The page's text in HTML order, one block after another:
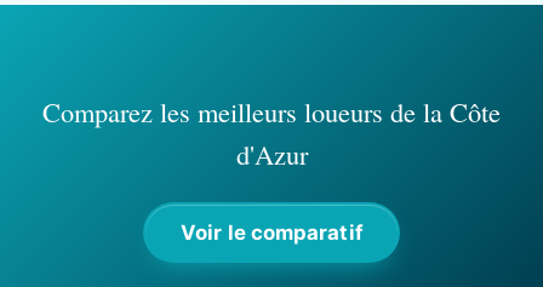
Comparez les meilleurs loueurs de la Côte
d'Azur
Voir le comparatif